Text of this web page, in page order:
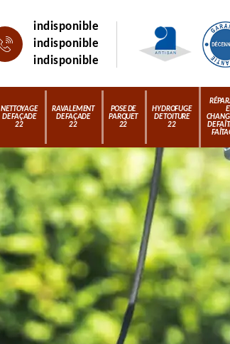
indisponible
indisponible
indisponible
NETTOYAGE
DE FAÇADE
22
RAVALEMENT
DE FAÇADE
22
POSE DE
PARQUET
22
HYDROFUGE
DE TOITURE
22
DE